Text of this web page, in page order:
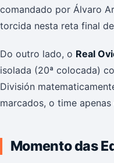
comandado por Álvaro
torcida nesta reta final
Do outro lado, o Real
isolada (20ª colocada)
División
marcados, o time
Momento das